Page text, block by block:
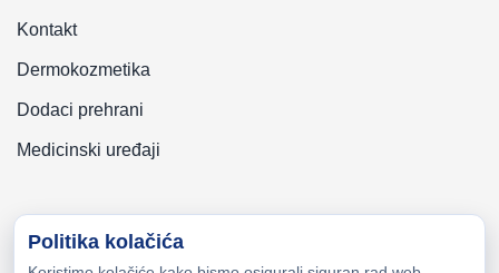
Kontakt
Dermokozmetika
Dodaci prehrani
Medicinski uređaji
Politika kolačića